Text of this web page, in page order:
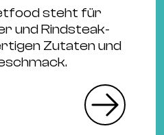
steht für
und Rindsteak-
Zutaten und